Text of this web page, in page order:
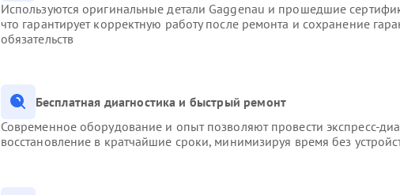
Используются оригинальные детали Gaggenau и прошедшие
что гарантирует корректную работу после ремонта и сохранение
обязательств
Бесплатная диагностика и быстрый ремонт
Современное оборудование и опыт позволяют провести экспресс-
восстановление в кратчайшие сроки, минимизируя время без